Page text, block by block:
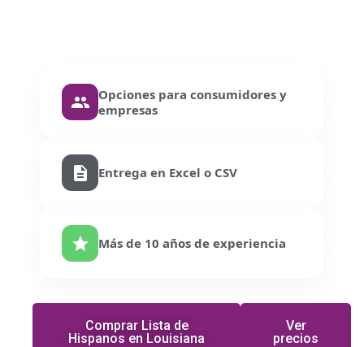
Opciones para consumidores y
empresas
Entrega en Excel o CSV
Más de 10 años de experiencia
Comprar Lista de
Hispanos en Louisiana
Ver
precios